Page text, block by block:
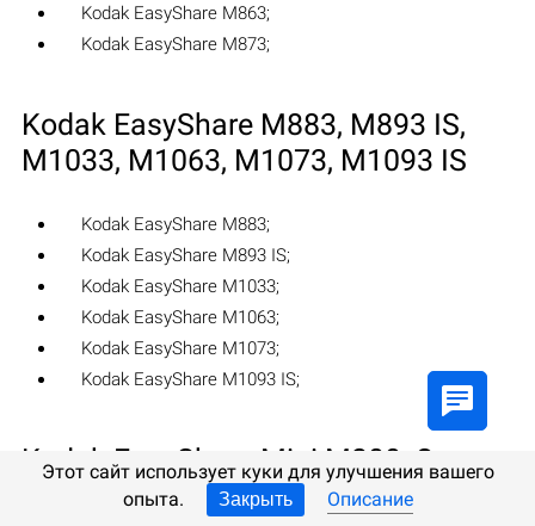
Kodak EasyShare M863‎;
Kodak EasyShare M873‎;
Kodak EasyShare M883‎, M893 IS‎,
M1033‎, M1063‎, M1073‎, M1093 IS‎
Kodak EasyShare M883‎;
Kodak EasyShare M893 IS‎;
Kodak EasyShare M1033‎;
Kodak EasyShare M1063‎;
Kodak EasyShare M1073‎;
Kodak EasyShare M1093 IS‎;
Kodak EasyShare Mini M200‎, One
S143, One S623, Sport C123‎
Этот сайт использует куки для улучшения вашего
опыта.
Закрыть Описание